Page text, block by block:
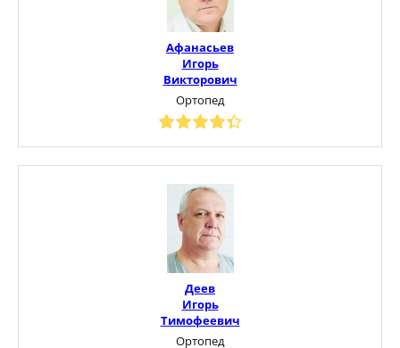
Афанасьев
Игорь
Викторович
Ортопед
Деев
Игорь
Тимофеевич
Ортопед